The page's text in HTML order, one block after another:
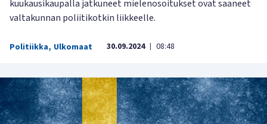
kuukausikaupalla jatkuneet mielenosoitukset ovat saaneet
valtakunnan poliitikotkin liikkeelle.
Politiikka, Ulkomaat 30.09.2024 | 08:48